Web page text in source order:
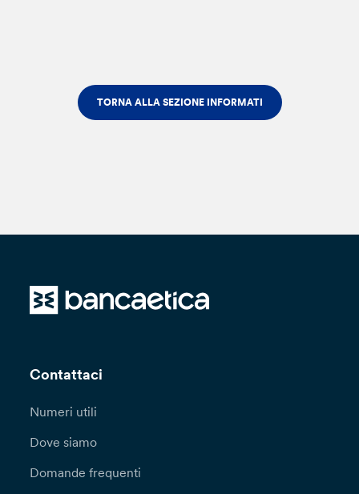
TORNA ALLA SEZIONE INFORMATI
Contattaci
Numeri utili
Dove siamo
Domande frequenti